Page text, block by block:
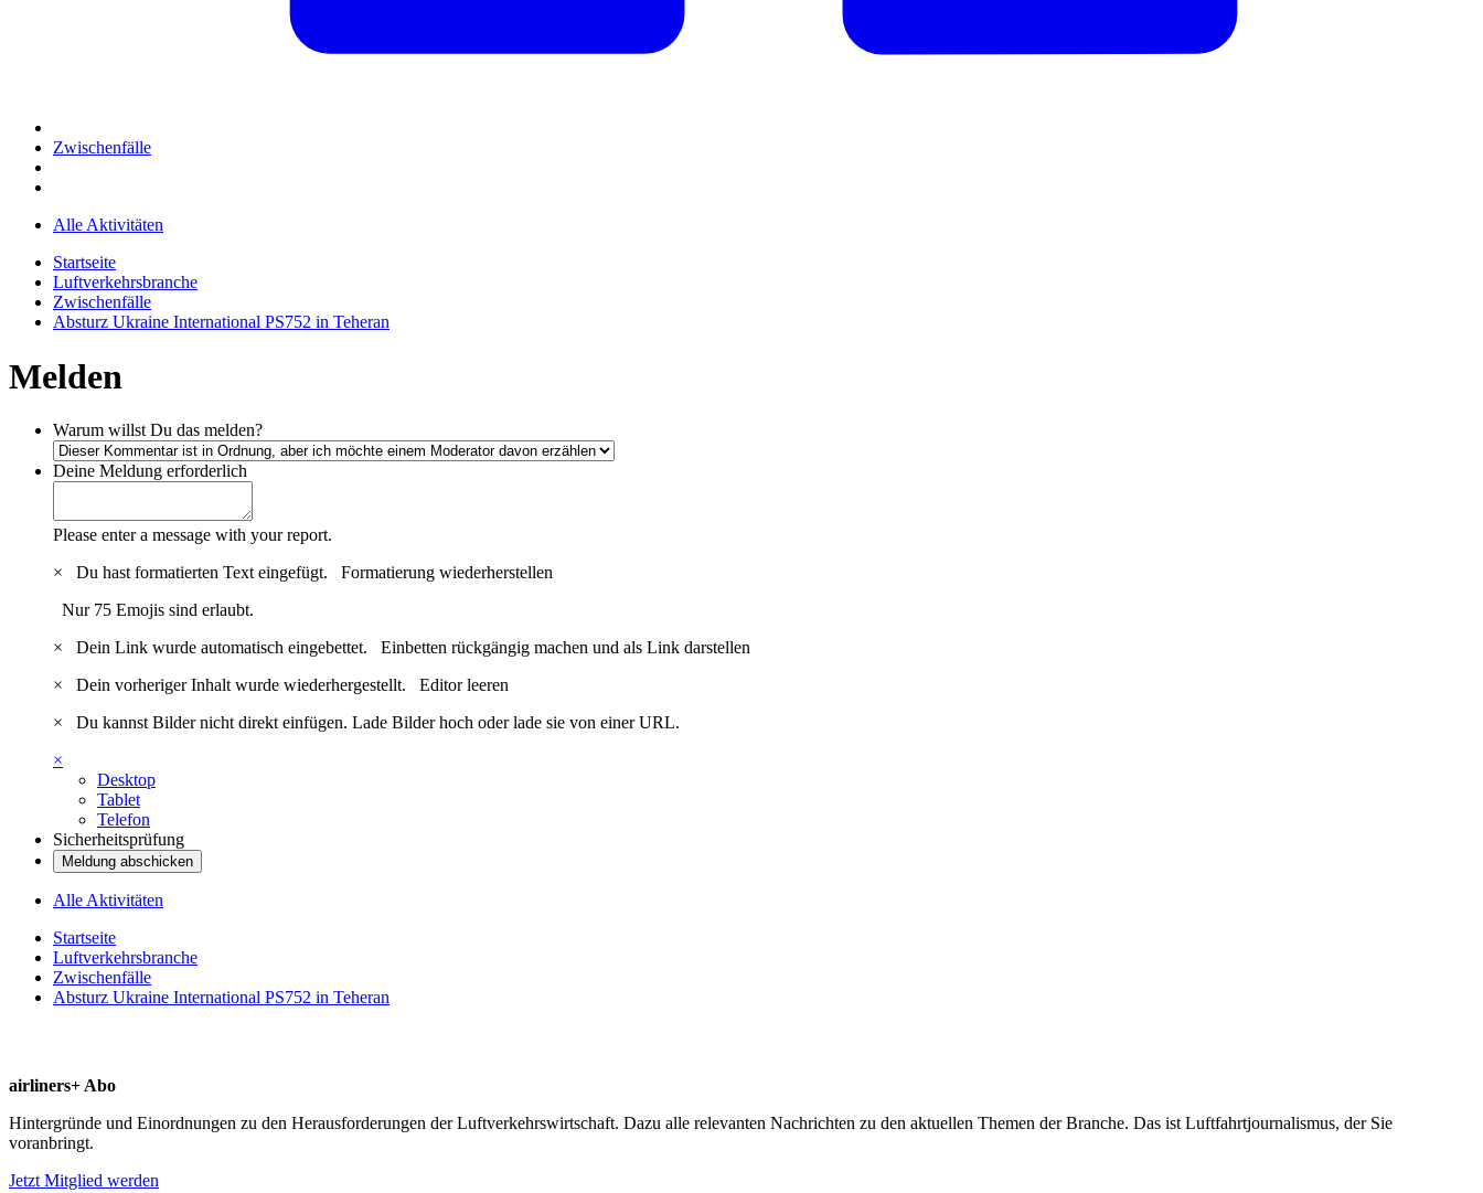
Zwischenfälle
Alle Aktivitäten
Startseite
Luftverkehrsbranche
Zwischenfälle
Absturz Ukraine International PS752 in Teheran
Melden
Warum willst Du das melden?
Deine Meldung erforderlich
Please enter a message with your report.
×
Du hast formatierten Text eingefügt. Formatierung wiederherstellen
Nur 75 Emojis sind erlaubt.
×
Dein Link wurde automatisch eingebettet. Einbetten rückgängig machen und als Link darstellen
×
Dein vorheriger Inhalt wurde wiederhergestellt. Editor leeren
×
Du kannst Bilder nicht direkt einfügen. Lade Bilder hoch oder lade sie von einer URL.
×
Desktop
Tablet
Telefon
Sicherheitsprüfung
Meldung abschicken
Alle Aktivitäten
Startseite
Luftverkehrsbranche
Zwischenfälle
Absturz Ukraine International PS752 in Teheran
airliners+ Abo
Hintergründe und Einordnungen zu den Herausforderungen der Luftverkehrswirtschaft. Dazu alle relevanten Nachrichten zu den aktuellen Themen der Branche. Das ist Luftfahrtjournalismus, der Sie
voranbringt.
Jetzt Mitglied werden